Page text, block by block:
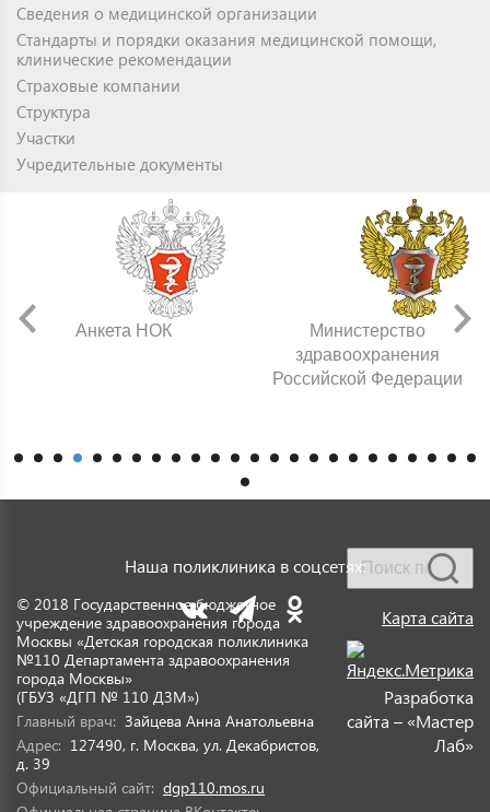
Сведения о медицинской организации
Стандарты и порядки оказания медицинской помощи,
клинические рекомендации
Страховые компании
Структура
Участки
Учредительные документы
Анкета НОК
Министерство
здравоохранения
Российской Федерации
© 2018 Государственное бюджетное
учреждение здравоохранения города
Москвы «Детская городская поликлиника
№110 Департамента здравоохранения
города Москвы»
(ГБУЗ «ДГП № 110 ДЗМ»)
Главный врач: Зайцева Анна Анатольевна
Адрес: 127490, г. Москва, ул. Декабристов,
д. 39
Официальный сайт: dgp110.mos.ru
Наша поликлиника в соцсетях:
Карта сайта
Разработка
сайта – «Мастер
Лаб»